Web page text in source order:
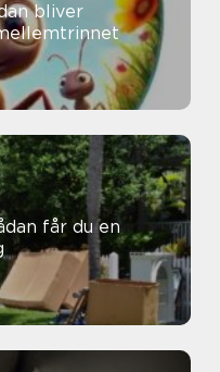
bliver